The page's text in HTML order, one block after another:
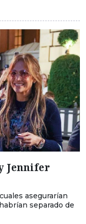
Jennifer
asegurarían
separado de